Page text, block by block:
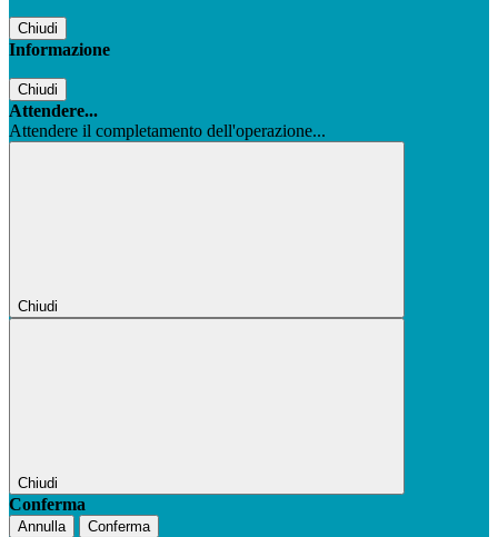
Chiudi
Informazione
Chiudi
Attendere...
Attendere il completamento dell'operazione...
Chiudi
Chiudi
Conferma
Annulla Conferma